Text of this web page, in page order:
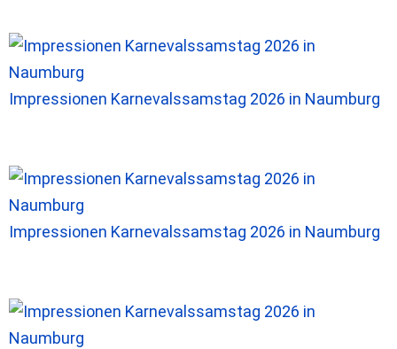
Impressionen Karnevalssamstag 2026 in Naumburg
Impressionen Karnevalssamstag 2026 in Naumburg